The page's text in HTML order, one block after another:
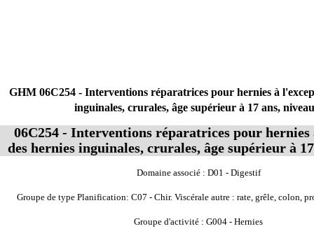
GHM 06C254 - Interventions réparatrices pour hernies à
inguinales, crurales, âge supérieur à 17 ans,
06C254 - Interventions réparatrices pour
des hernies inguinales, crurales, âge supérieur à
Domaine associé : D01 - Digestif
Groupe de type Planification: C07 - Chir. Viscérale autre : rate, grêle, colon,
Groupe d'activité : G004 - Hernies